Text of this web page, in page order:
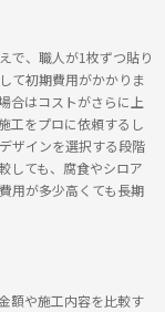
で、職人が1枚ずつ貼り
て初期費用がかかりま
合はコストがさらに上
工をプロに依頼するし
ザインを選択する段階
しても、腐食やシロア
用が多少高くても長期
額や施工内容を比較す